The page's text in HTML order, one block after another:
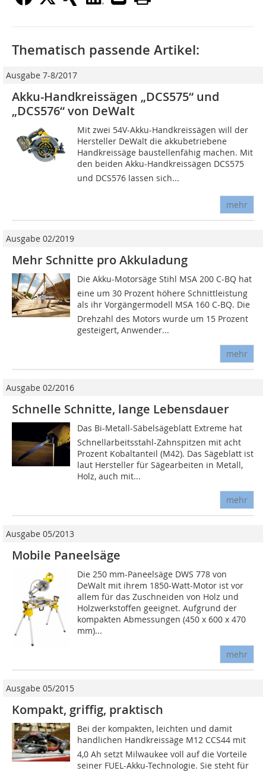
Thematisch passende Artikel:
Ausgabe 7-8/2017
Akku-Handkreissägen „DCS575“ und
„DCS576“ von DeWalt
Mit zwei 54V-Akku-Handkreissägen will der
Her­steller DeWalt die akkubetriebene
Handkreissäge bau­­stellenfähig machen. Mit
den beiden Akku-Handkreissägen DCS575
und DCS576 lassen sich...
mehr
Ausgabe 02/2019
Mehr Schnitte pro Akkuladung
Die Akku-Motorsäge Stihl MSA 200 C-BQ hat
eine um 30 Prozent höhere Schnittleistung
als ihr Vorgängermodell MSA 160 C-BQ. Die
Drehzahl des Motors wurde um 15 Prozent
gesteigert, Anwender...
mehr
Ausgabe 02/2016
Schnelle Schnitte, lange Lebensdauer
Das Bi-Metall-Säbelsägeblatt Extreme hat
Schnellarbeitsstahl-Zahnspitzen mit acht
Prozent Kobaltanteil (M42). Das Sägeblatt ist
laut Hersteller für Sägearbeiten in Metall,
Holz, auch mit...
mehr
Ausgabe 05/2013
Mobile Paneelsäge
Die 250 mm-Paneelsäge DWS 778 von
DeWalt mit ihrem 1850-Watt-Motor ist vor
allem für das Zuschneiden von Holz und
Holzwerkstoffen geeignet. Aufgrund der
kompakten Abmessungen (450 x 600 x 470
mm)...
mehr
Ausgabe 05/2015
Kompakt, griffig, praktisch
Bei der kompakten, leichten und damit
handlichen Handkreissäge M12 CCS44 mit
4,0 Ah setzt Milwaukee voll auf die Vorteile
seiner FUEL-Akku-Technologie. Sie steht für